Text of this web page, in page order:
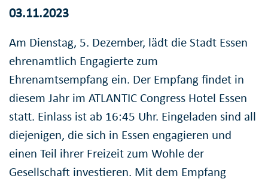
03.11.2023
Am Dienstag, 5. Dezember, lädt die Stadt Essen
ehrenamtlich Engagierte zum
Ehrenamtsempfang ein. Der Empfang findet in
diesem Jahr im ATLANTIC Congress Hotel Essen
statt. Einlass ist ab 16:45 Uhr. Eingeladen sind all
diejenigen, die sich in Essen engagieren und
einen Teil ihrer Freizeit zum Wohle der
Gesellschaft investieren. Mit dem Empfang